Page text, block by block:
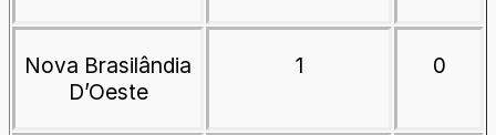
Nova Brasilândia
D’Oeste
1 0